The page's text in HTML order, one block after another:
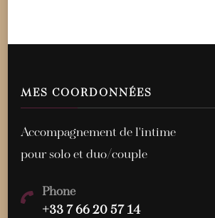
MES COORDONNÉES
Accompagnement de l'intime
pour solo et duo/couple
Phone
+33 7 66 20 57 14